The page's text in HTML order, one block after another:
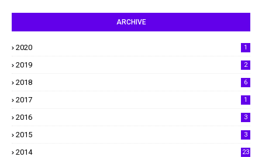
ARCHIVE
2020 1
2019 2
2018 6
2017 1
2016 3
2015 3
2014 23